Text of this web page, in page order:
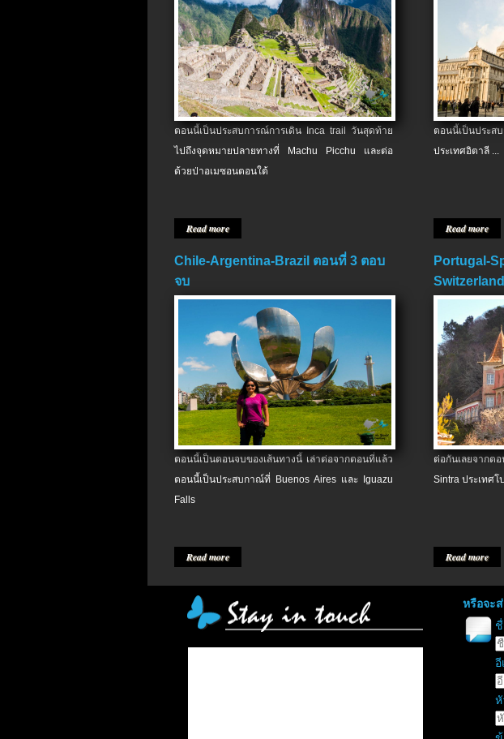
ตอนนี้เป็นประสบการณ์การเดิน Inca trail วันสุดท้าย
ไปถึงจุดหมายปลายทางที่ Machu Picchu และต่อ
ด้วยป่าอเมซอนตอนใต้
Read more
ตอนนี้เป็นประ
ประเทศอิตาลี ...
Read more
Chile-Argentina-Brazil ตอนที่ 3 ตอบ
จบ
ตอนนี้เป็นตอนจบของเส้นทางนี้ เล่าต่อจากตอนที่แล้ว
ตอนนี้เป็นประสบกาณ์ที่ Buenos Aires และ Iguazu
Falls
Read more
Portugal-
ต่อกันเลยจาก
Sintra ประเทศโ
Read more
หรือจะ
อี
หั